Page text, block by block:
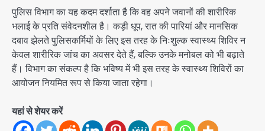
पुलिस विभाग का यह कदम दर्शाता है कि वह अपने जवानों की शारीरिक
भलाई के प्रति संवेदनशील है। कड़ी धूप, रात की पारियां और मानसिक
दबाव झेलते पुलिसकर्मियों के लिए इस तरह के निःशुल्क स्वास्थ्य शिविर न
केवल शारीरिक जांच का अवसर देते हैं, बल्कि उनके मनोबल को भी बढ़ाते
हैं। विभाग का संकल्प है कि भविष्य में भी इस तरह के स्वास्थ्य शिविरों का
आयोजन नियमित रूप से किया जाता रहेगा।
यहां से शेयर करें